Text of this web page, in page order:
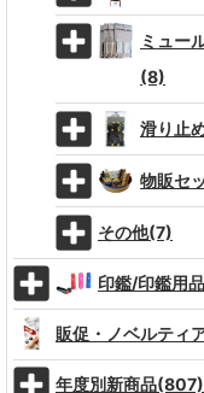
ミュー
(8)
滑り止
物販セ
その他(7)
印鑑/印鑑用
販促・ノベルティ
年度別新商品(807)